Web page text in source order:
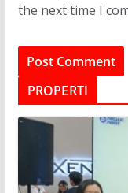
the next time I
PROPERTI